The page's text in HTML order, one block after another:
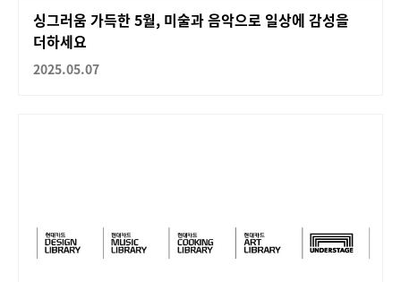
싱그러움 가득한 5월, 미술과 음악으로 일상에 감성을
더하세요
2025.05.07